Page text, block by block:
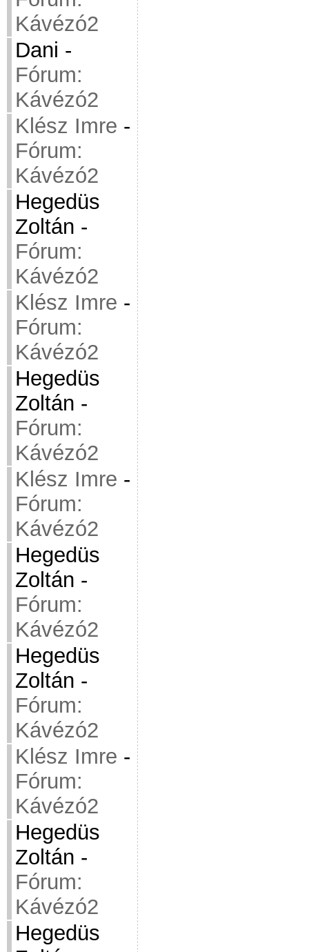
Kávézó2
Dani -
Fórum:
Kávézó2
Klész Imre -
Fórum:
Kávézó2
Hegedüs
Zoltán -
Fórum:
Kávézó2
Klész Imre -
Fórum:
Kávézó2
Hegedüs
Zoltán -
Fórum:
Kávézó2
Klész Imre -
Fórum:
Kávézó2
Hegedüs
Zoltán -
Fórum:
Kávézó2
Hegedüs
Zoltán -
Fórum:
Kávézó2
Klész Imre -
Fórum:
Kávézó2
Hegedüs
Zoltán -
Fórum:
Kávézó2
Hegedüs